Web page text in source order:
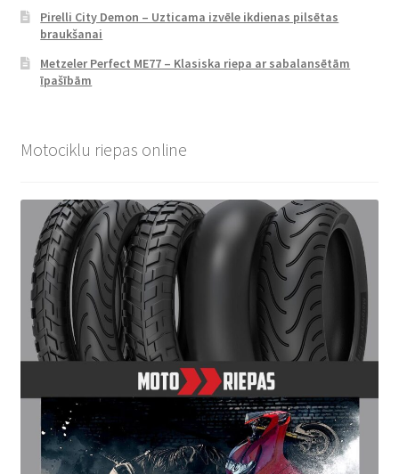
Pirelli City Demon – Uzticama izvēle ikdienas pilsētas
braukšanai
Metzeler Perfect ME77 – Klasiska riepa ar sabalansētām
īpašībām
Motociklu riepas online